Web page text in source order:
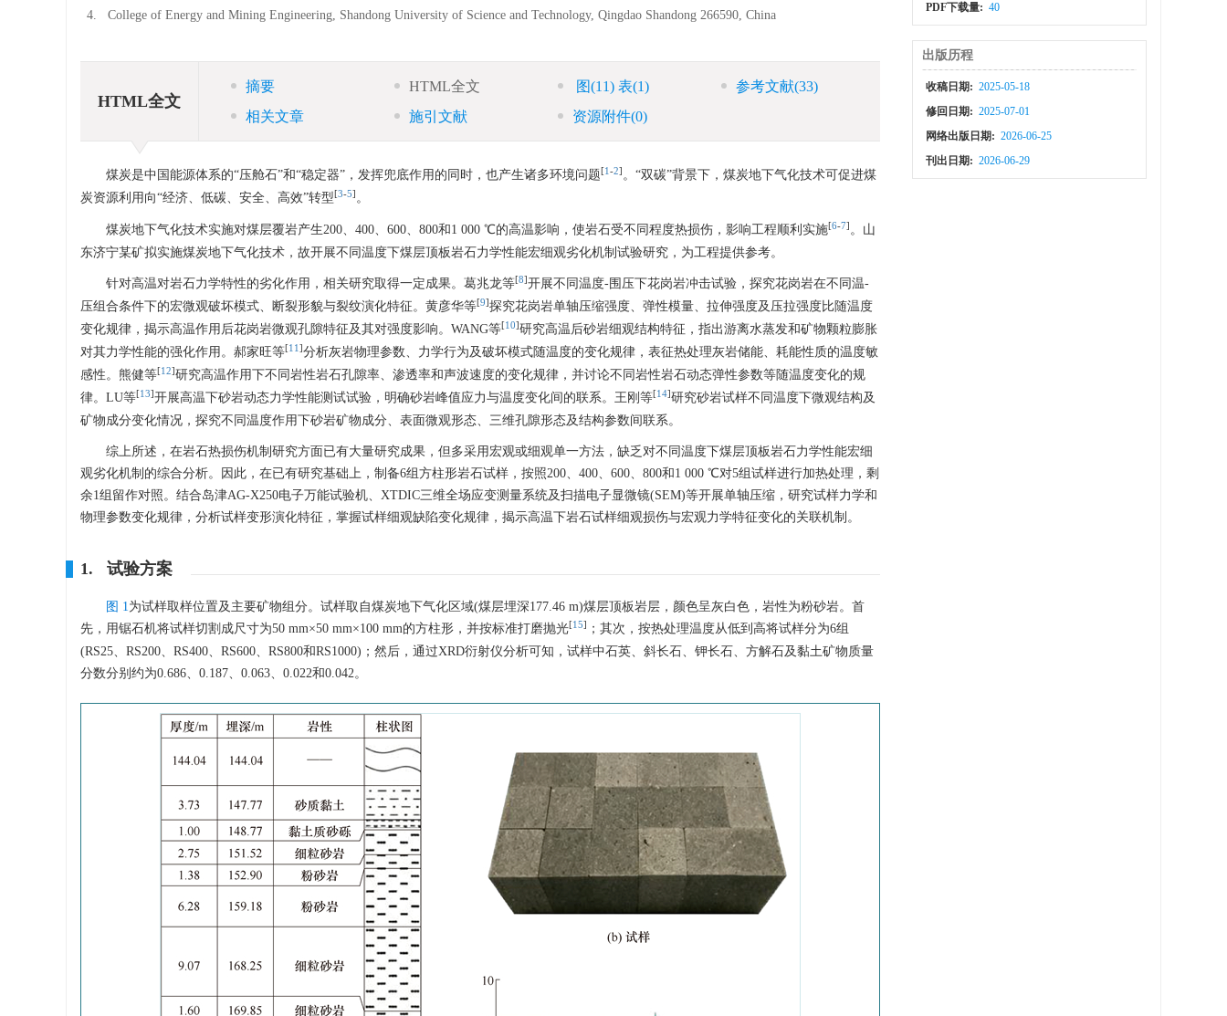
4.
College of Energy and Mining Engineering, Shandong University of Science and Technology, Qingdao Shandong 266590, China
HTML全文
摘要 HTML全文 图(11) 表(1) 参考文献(33)
相关文章
施引文献 资源附件(0)
煤炭是中国能源体系的“压舱石”和“稳定器”，发挥兜底作用的同时，也产生诸多环境问题[1 -2] 。“双碳”背景下，煤炭地下气化技术可促进煤
炭资源利用向“经济、低碳、安全、高效”转型[3-5] 。
煤炭地下气化技术实施对煤层覆岩产生200、400、600、800和1 000 ℃的高温影响，使岩石受不同程度热损伤，影响工程顺利实施[6-7] 。山
东济宁某矿拟实施煤炭地下气化技术，故开展不同温度下煤层顶板岩石力学性能宏细观劣化机制试验研究，为工程提供参考。
针对高温对岩石力学特性的劣化作用，相关研究取得一定成果。葛兆龙等[8]开展不同温度-围压下花岗岩冲击试验，探究花岗岩在不同温-
压组合条件下的宏微观破坏模式、断裂形貌与裂纹演化特征。黄彦华等[9]探究花岗岩单轴压缩强度、弹性模量、拉伸强度及压拉强度比随温度
变化规律，揭示高温作用后花岗岩微观孔隙特征及其对强度影响。WANG等[10]研究高温后砂岩细观结构特征，指出游离水蒸发和矿物颗粒膨胀
对其力学性能的强化作用。郝家旺等[11 ]分析灰岩物理参数、力学行为及破坏模式随温度的变化规律，表征热处理灰岩储能、耗能性质的温度敏
感性。熊健等[12]研究高温作用下不同岩性岩石孔隙率、渗透率和声波速度的变化规律，并讨论不同岩性岩石动态弹性参数等随温度变化的规
律。LU等[13]开展高温下砂岩动态力学性能测试试验，明确砂岩峰值应力与温度变化间的联系。王刚等[14]研究砂岩试样不同温度下微观结构及
矿物成分变化情况，探究不同温度作用下砂岩矿物成分、表面微观形态、三维孔隙形态及结构参数间联系。
综上所述，在岩石热损伤机制研究方面已有大量研究成果，但多采用宏观或细观单一方法，缺乏对不同温度下煤层顶板岩石力学性能宏细
观劣化机制的综合分析。因此，在已有研究基础上，制备6组方柱形岩石试样，按照200、400、600、800和1 000 ℃对5组试样进行加热处理，剩
余1组留作对照。结合岛津AG-X250电子万能试验机、XTDIC三维全场应变测量系统及扫描电子显微镜(SEM)等开展单轴压缩，研究试样力学和
物理参数变化规律，分析试样变形演化特征，掌握试样细观缺陷变化规律，揭示高温下岩石试样细观损伤与宏观力学特征变化的关联机制。
1. 试验方案
图 1为试样取样位置及主要矿物组分。试样取自煤炭地下气化区域(煤层埋深177.46 m)煤层顶板岩层，颜色呈灰白色，岩性为粉砂岩。首
先，用锯石机将试样切割成尺寸为50 mm×50 mm×100 mm的方柱形，并按标准打磨抛光[15]
；其次，按热处理温度从低到高将试样分为6组
(RS25、RS200、RS400、RS600、RS800和RS1000)；然后，通过XRD衍射仪分析可知，试样中石英、斜长石、钾长石、方解石及黏土矿物质量
分数分别约为0.686、0.187、0.063、0.022和0.042。
PDF下载量: 40
出版历程
收稿日期: 2025-05-18
修回日期: 2025-07-01
网络出版日期: 2026-06-25
刊出日期: 2026-06-29